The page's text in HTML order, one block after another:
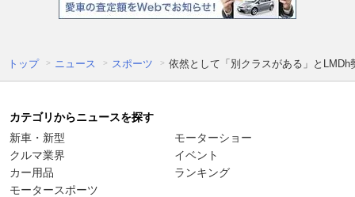
トップ ニュース スポーツ 依然として「別クラスがある」と
カテゴリからニュースを探す
新車・新型
クルマ業界
カー用品
モータースポーツ
モーターショー
イベント
ランキング